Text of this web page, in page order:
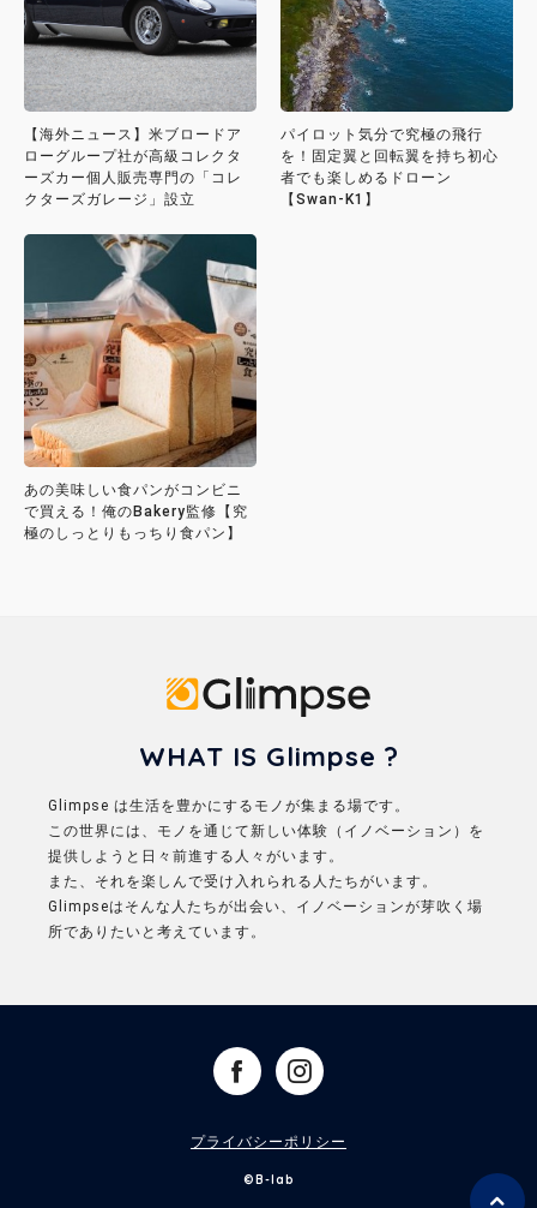
【海外ニュース】米ブロードア
ローグループ社が高級コレクタ
ーズカー個人販売専門の「コレ
クターズガレージ」設立
パイロット気分で究極の飛行
を！固定翼と回転翼を持ち初心
者でも楽しめるドローン
【Swan-K1】
あの美味しい食パンがコンビニ
で買える！俺のBakery監修【究
極のしっとりもっちり食パン】
WHAT IS Glimpse ?
Glimpse は生活を豊かにするモノが集まる場です。
この世界には、モノを通じて新しい体験（イノベーション）を
提供しようと日々前進する人々がいます。
また、それを楽しんで受け入れられる人たちがいます。
Glimpseはそんな人たちが出会い、イノベーションが芽吹く場
所でありたいと考えています。
プライバシーポリシー
©B-lab